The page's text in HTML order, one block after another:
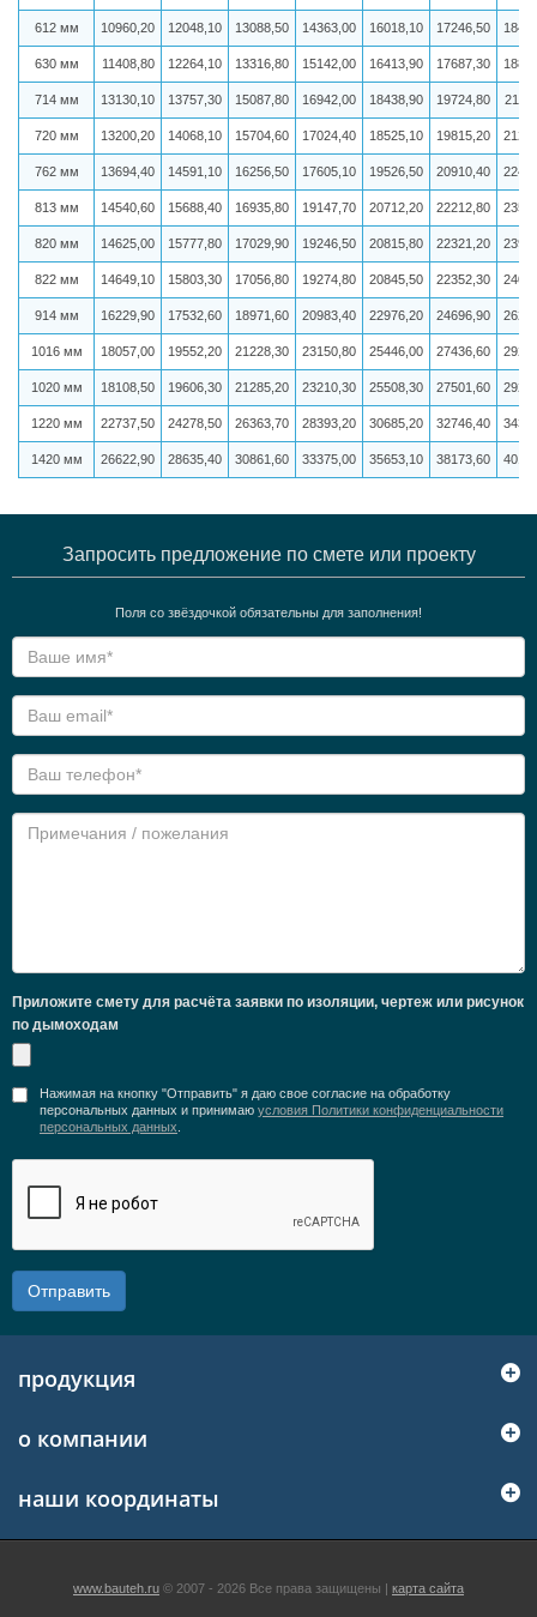
612 мм 10960,20 12048,10 13088,50 14363,00 16018,10 17246,50
630 мм 11408,80 12264,10 13316,80 15142,00 16413,90 17687,30
714 мм 13130,10 13757,30 15087,80 16942,00 18438,90 19724,80
720 мм 13200,20 14068,10 15704,60 17024,40 18525,10 19815,20
762 мм 13694,40 14591,10 16256,50 17605,10 19526,50 20910,40
813 мм 14540,60 15688,40 16935,80 19147,70 20712,20 22212,80
820 мм 14625,00 15777,80 17029,90 19246,50 20815,80 22321,20
822 мм 14649,10 15803,30 17056,80 19274,80 20845,50 22352,30
914 мм 16229,90 17532,60 18971,60 20983,40 22976,20 24696,90
1016 мм 18057,00 19552,20 21228,30 23150,80 25446,00 27436,60
1020 мм 18108,50 19606,30 21285,20 23210,30 25508,30 27501,60
1220 мм 22737,50 24278,50 26363,70 28393,20 30685,20 32746,40
1420 мм 26622,90 28635,40 30861,60 33375,00 35653,10 38173,60
Запросить предложение по смете или проекту
Поля со звёздочкой обязательны для заполнения!
Приложите смету для расчёта заявки по изоляции, чертеж или рисунок
по дымоходам
Нажимая на кнопку "Отправить" я даю свое согласие на обработку
персональных данных и принимаю условия Политики конфиденциальности
персональных данных
Отправить
продукция
о компании
наши координаты
www.bauteh.ru © 2007 - 2026 Все права защищены | карта сайта